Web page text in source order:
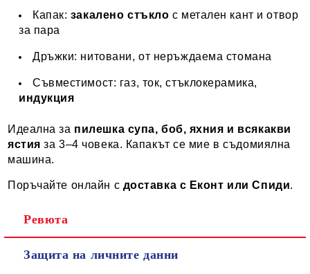
Капак: закалено стъкло с метален кант и отвор
за пара
Дръжки: нитовани, от неръждаема стомана
Съвместимост: газ, ток, стъклокерамика,
индукция
Идеална за пилешка супа, боб, яхния и всякакви
ястия за 3–4 човека. Капакът се мие в съдомиялна
машина.
Поръчайте онлайн с доставка с Еконт или Спиди.
Ревюта
Защита на личните данни